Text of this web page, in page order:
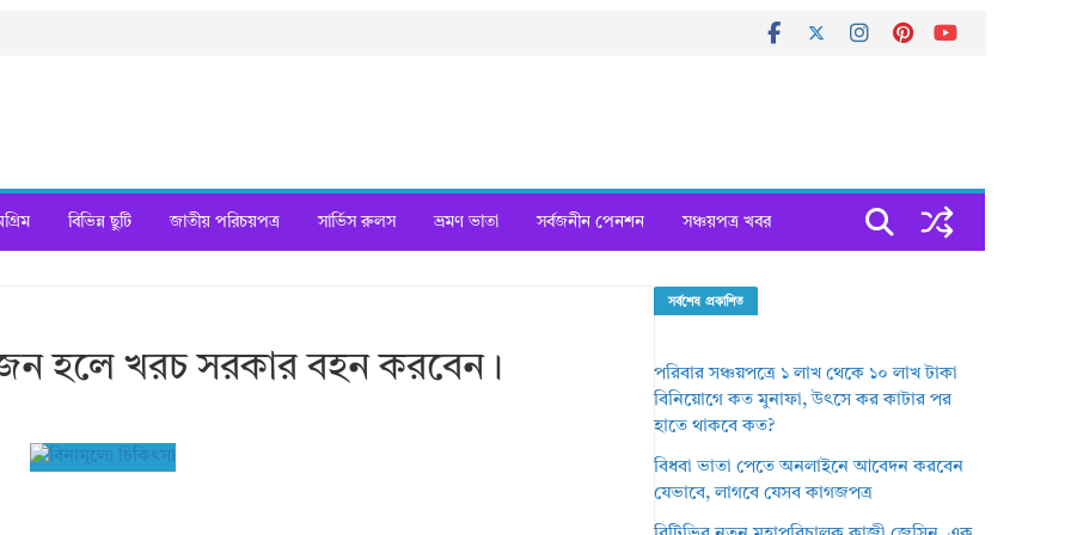
বিভিন্ন ছুটি জাতীয় পরিচয়পত্র সার্ভিস রুলস ভ্রমণ ভাতা সর্বজনীন পেনশন সঞ্চয়পত্র খবর
হলে খরচ সরকার বহন করবেন।
সর্বশেষ প্রকাশিত
পরিবার সঞ্চয়পত্রে ১ লাখ থেকে ১০ লাখ টাকা
বিনিয়োগে কত মুনাফা, উৎসে কর কাটার পর
হাতে থাকবে কত?
বিধবা ভাতা পেতে অনলাইনে আবেদন করবেন
যেভাবে, লাগবে যেসব কাগজপত্র